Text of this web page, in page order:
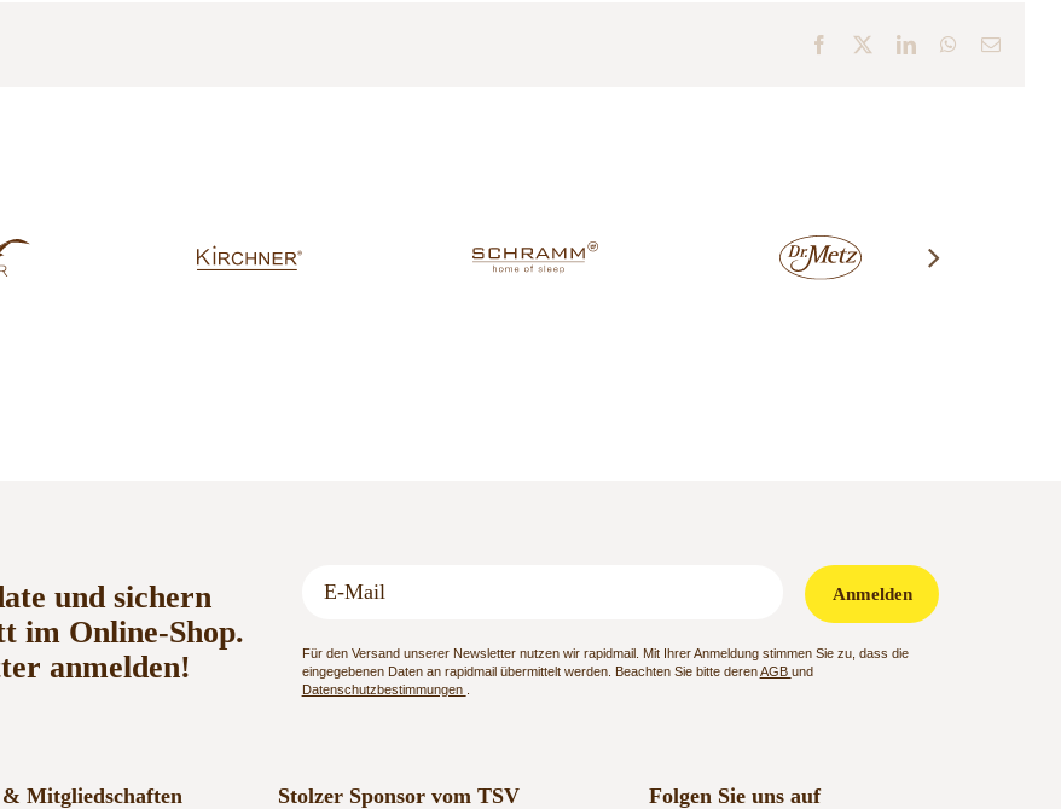
Facebook LinkedInWhatsApp
E-
und sichern
im Online-Shop.
anmelden!
Anmelden
Für den Versand unserer Newsletter nutzen wir rapidmail. Mit Ihrer Anmeldung stimmen Sie zu, dass die
eingegebenen Daten an rapidmail übermittelt werden. Beachten Sie bitte derenAGB und
Datenschutzbestimmungen
Mitgliedschaften
Stolzer Sponsor vom TSV
Folgen Sie uns auf